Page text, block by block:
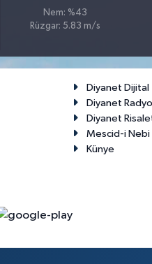
Nem: %43
Rüzgar: 5.83 m/s
Diyanet Dijital
Diyanet Radyo
Diyanet
Mescid-i Nebi
Künye